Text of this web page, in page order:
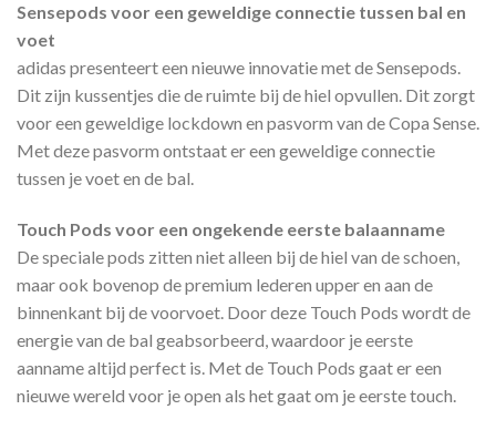
Sensepods voor een geweldige connectie tussen bal en
voet
adidas presenteert een nieuwe innovatie met de Sensepods.
Dit zijn kussentjes die de ruimte bij de hiel opvullen. Dit zorgt
voor een geweldige lockdown en pasvorm van de Copa Sense.
Met deze pasvorm ontstaat er een geweldige connectie
tussen je voet en de bal.
Touch Pods voor een ongekende eerste balaanname
De speciale pods zitten niet alleen bij de hiel van de schoen,
maar ook bovenop de premium lederen upper en aan de
binnenkant bij de voorvoet. Door deze Touch Pods wordt de
energie van de bal geabsorbeerd, waardoor je eerste
aanname altijd perfect is. Met de Touch Pods gaat er een
nieuwe wereld voor je open als het gaat om je eerste touch.